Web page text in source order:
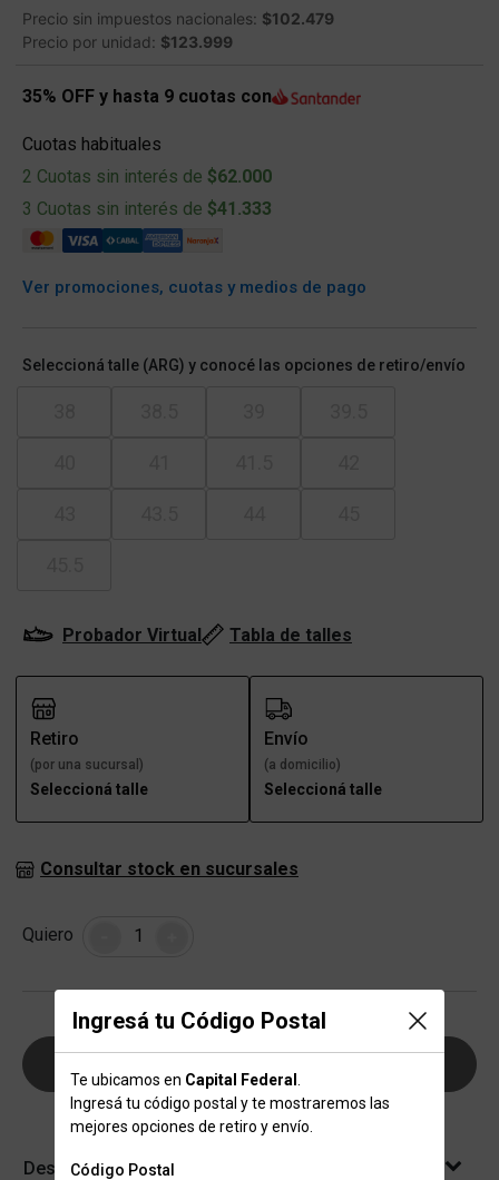
Ingresá tu Código Postal
Te ubicamos en Capital Federal
Ingresá tu código postal y te mostraremos las
mejores opciones de retiro y envío.
Código Postal
Precio sin impuestos nacionales: $102.479
Precio por unidad: $123.999
35% OFF y hasta 9 cuotas con
Cuotas habituales
2 Cuotas sin interés de $62.000
3 Cuotas sin interés de $41.333
Ver promociones, cuotas y medios de pago
Seleccioná talle (ARG) y conocé las opciones de retiro/envío
Probador Virtual Tabla de talles
Retiro
(por una sucursal)
Seleccioná talle
Envío
(a domicilio)
Seleccioná talle
Consultar stock en sucursales
Quiero Cantidad
Descripción